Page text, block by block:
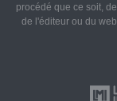
procédé que ce soit,
de l'éditeur ou du